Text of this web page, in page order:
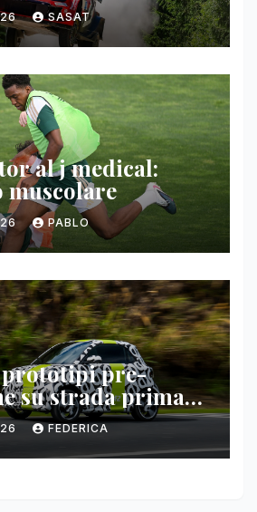
SASAT
al j medical:
PABLO
prototipi pre-
su strada prima
show 2026
FEDERICA